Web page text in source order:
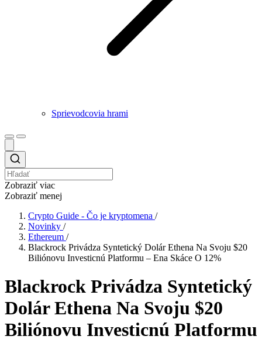
Sprievodcovia hrami
Zobraziť viac
Zobraziť menej
Crypto Guide - Čo je kryptomena /
Novinky /
Ethereum /
Blackrock Privádza Syntetický Dolár Ethena Na Svoju $20
Biliónovu Investicnú Platformu – Ena Skáce O 12%
Blackrock Privádza Syntetický
Dolár Ethena Na Svoju $20
Biliónovu Investicnú Platformu